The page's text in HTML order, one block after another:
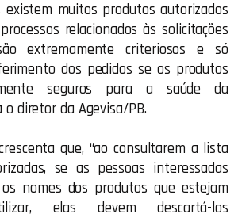
existem muitos produtos autorizados
relacionados às solicitações
extremamente criteriosos e só
dos pedidos se os produtos
seguros para a saúde da
o diretor da Agevisa/PB.
que, “ao consultarem a lista
se as pessoas interessadas
nomes dos produtos que estejam
elas devem descartá-los